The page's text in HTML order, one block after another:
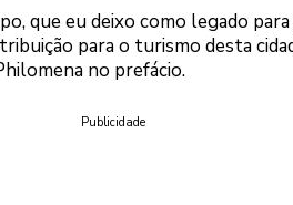
que eu deixo como legado
para o turismo desta
no prefácio.
Publicidade